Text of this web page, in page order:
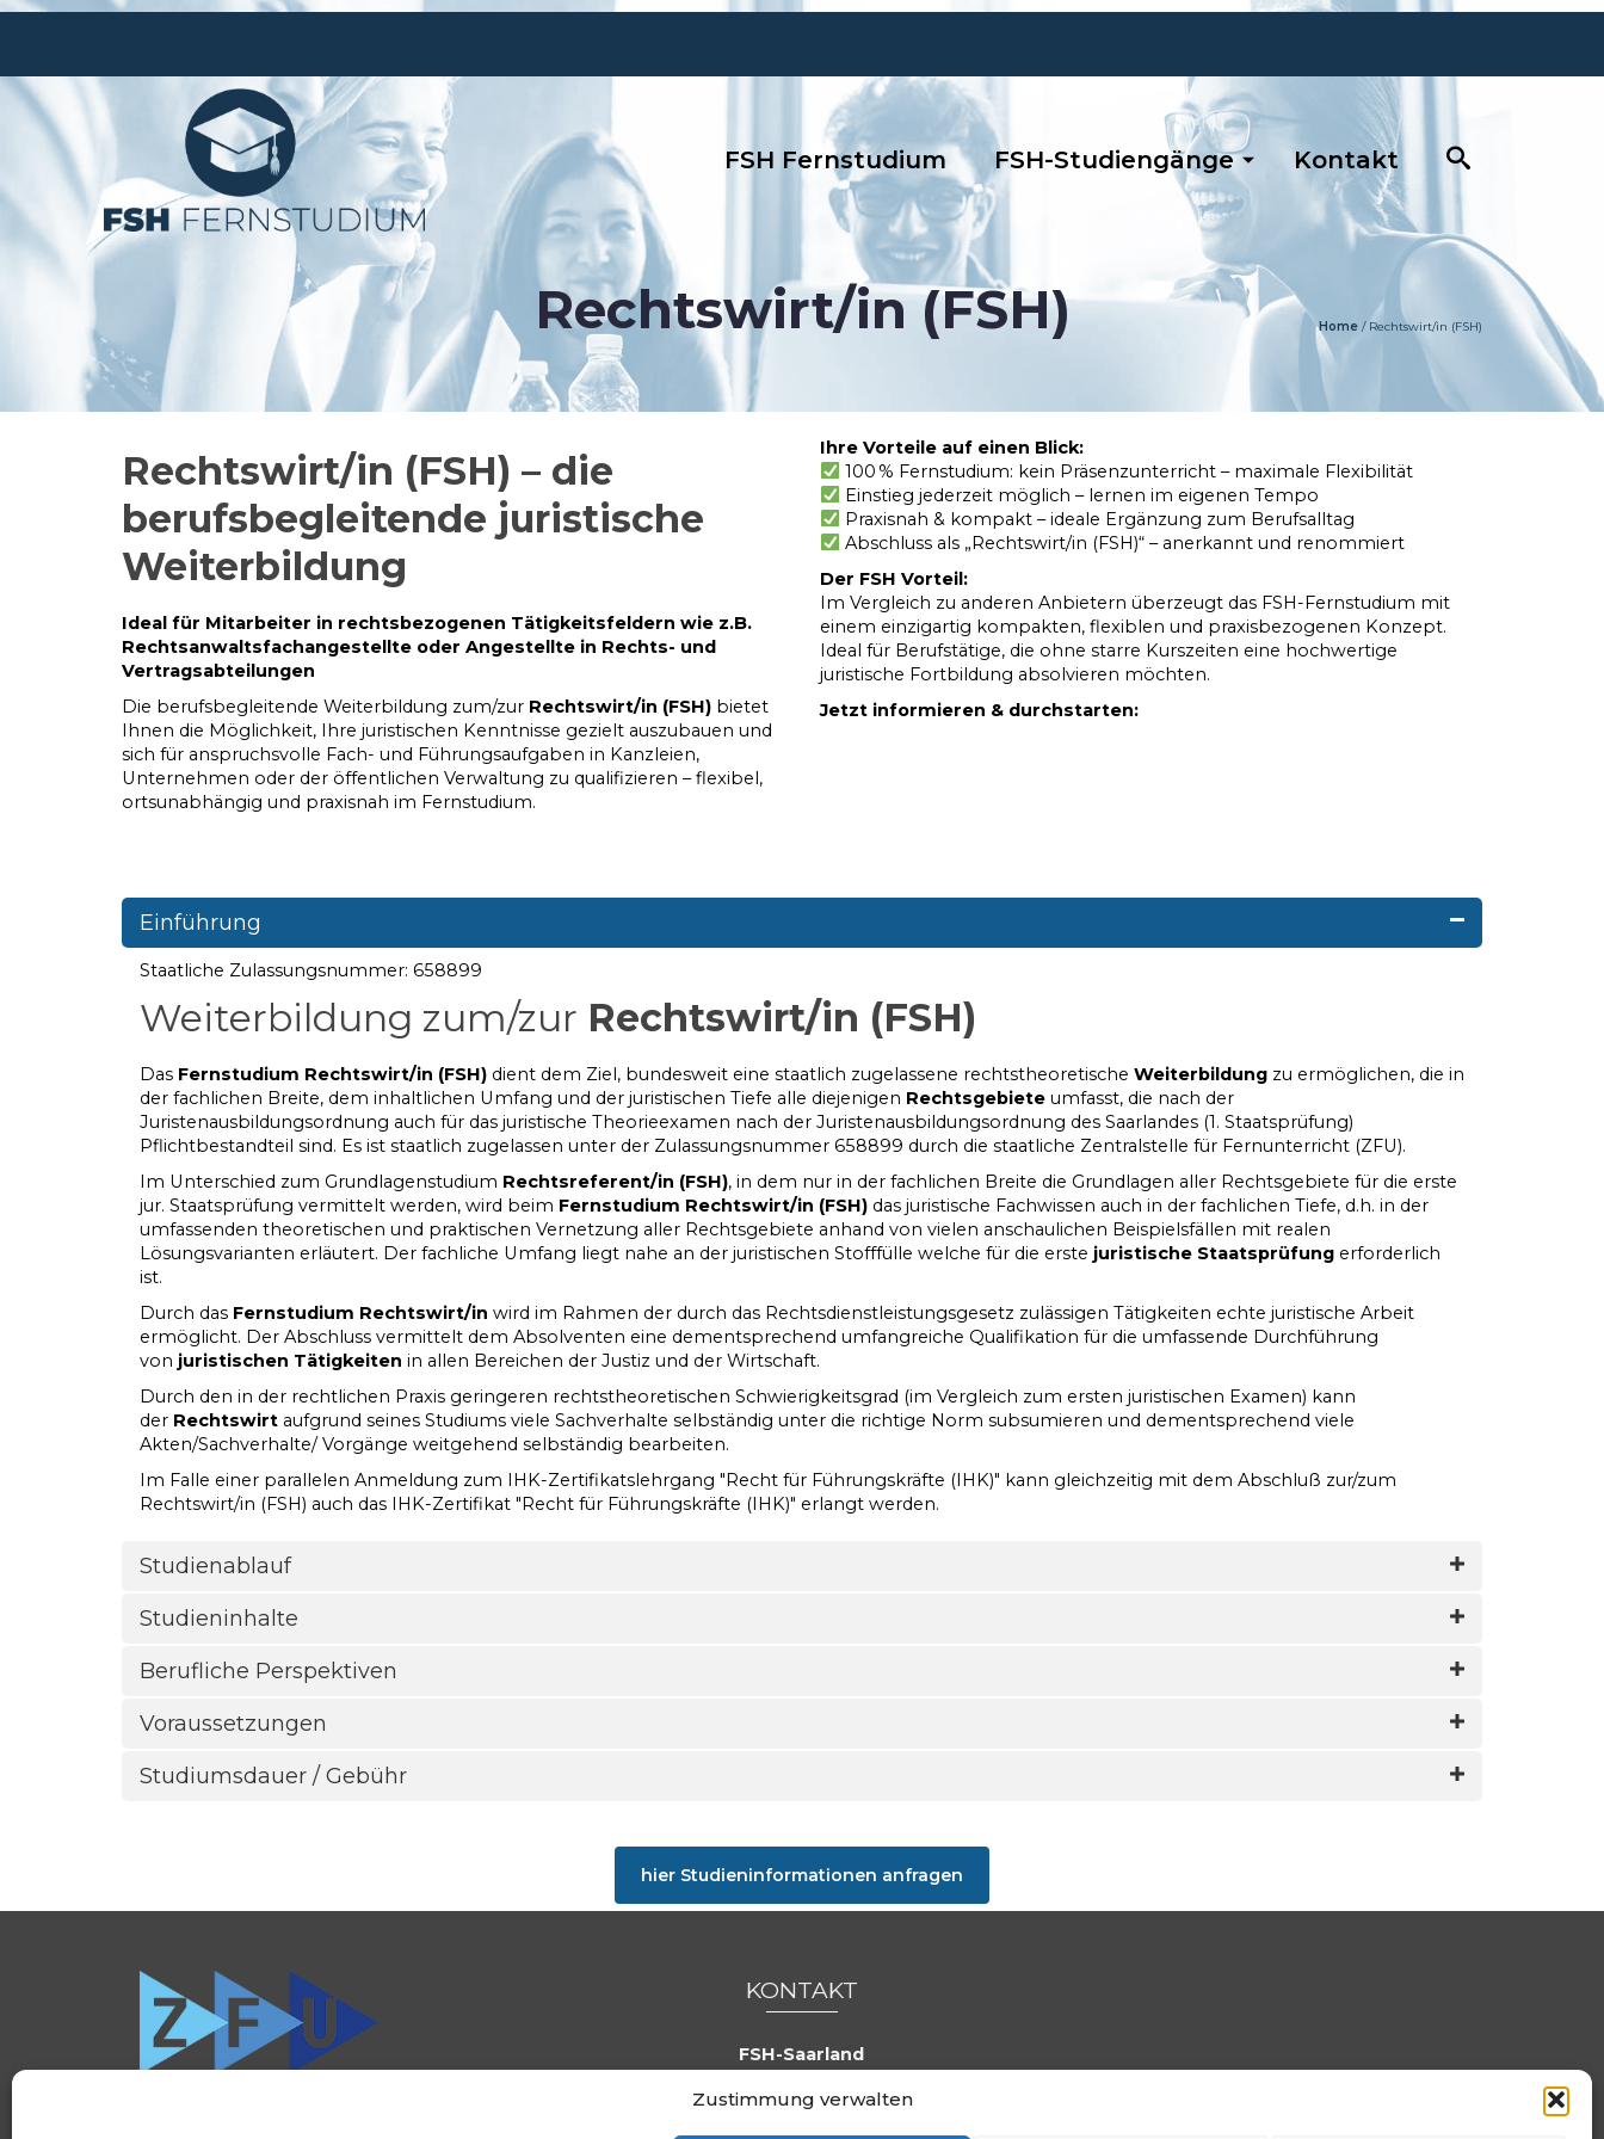
Zustimmung verwalten
FSH Fernstudium FSH-Studiengänge Kontakt
Rechtswirt/in (FSH) Home / Rechtswirt/in (FSH)
Rechtswirt/in (FSH) – die
berufsbegleitende juristische
Weiterbildung
Ideal für Mitarbeiter in rechtsbezogenen Tätigkeitsfeldern wie z.B.
Rechtsanwaltsfachangestellte oder Angestellte in Rechts- und
Vertragsabteilungen
Die berufsbegleitende Weiterbildung zum/zur Rechtswirt/in (FSH) bietet
Ihnen die Möglichkeit, Ihre juristischen Kenntnisse gezielt auszubauen und
sich für anspruchsvolle Fach- und Führungsaufgaben in Kanzleien,
Unternehmen oder der öffentlichen Verwaltung zu qualifizieren – flexibel,
ortsunabhängig und praxisnah im Fernstudium.
Ihre Vorteile auf einen Blick:
100 % Fernstudium: kein Präsenzunterricht – maximale Flexibilität
Einstieg jederzeit möglich – lernen im eigenen Tempo
Praxisnah & kompakt – ideale Ergänzung zum Berufsalltag
Abschluss als „Rechtswirt/in (FSH)“ – anerkannt und renommiert
Der FSH Vorteil:
Im Vergleich zu anderen Anbietern überzeugt das FSH-Fernstudium mit
einem einzigartig kompakten, flexiblen und praxisbezogenen Konzept.
Ideal für Berufstätige, die ohne starre Kurszeiten eine hochwertige
juristische Fortbildung absolvieren möchten.
Jetzt informieren & durchstarten:
Einführung
Staatliche Zulassungsnummer: 658899
Weiterbildung zum/zur Rechtswirt/in (FSH)
Das Fernstudium Rechtswirt/in (FSH) dient dem Ziel, bundesweit eine staatlich zugelassene rechtstheoretische Weiterbildung zu ermöglichen, die in
der fachlichen Breite, dem inhaltlichen Umfang und der juristischen Tiefe alle diejenigen Rechtsgebiete umfasst, die nach der
Juristenausbildungsordnung auch für das juristische Theorieexamen nach der Juristenausbildungsordnung des Saarlandes (1. Staatsprüfung)
Pflichtbestandteil sind. Es ist staatlich zugelassen unter der Zulassungsnummer 658899 durch die staatliche Zentralstelle für Fernunterricht (ZFU).
Im Unterschied zum Grundlagenstudium Rechtsreferent/in (FSH), in dem nur in der fachlichen Breite die Grundlagen aller Rechtsgebiete für die erste
jur. Staatsprüfung vermittelt werden, wird beim Fernstudium Rechtswirt/in (FSH) das juristische Fachwissen auch in der fachlichen Tiefe, d.h. in der
umfassenden theoretischen und praktischen Vernetzung aller Rechtsgebiete anhand von vielen anschaulichen Beispielsfällen mit realen
Lösungsvarianten erläutert. Der fachliche Umfang liegt nahe an der juristischen Stofffülle welche für die erste juristische Staatsprüfung erforderlich
ist.
Durch das Fernstudium Rechtswirt/in wird im Rahmen der durch das Rechtsdienstleistungsgesetz zulässigen Tätigkeiten echte juristische Arbeit
ermöglicht. Der Abschluss vermittelt dem Absolventen eine dementsprechend umfangreiche Qualifikation für die umfassende Durchführung
von juristischen Tätigkeiten in allen Bereichen der Justiz und der Wirtschaft.
Durch den in der rechtlichen Praxis geringeren rechtstheoretischen Schwierigkeitsgrad (im Vergleich zum ersten juristischen Examen) kann
der Rechtswirt aufgrund seines Studiums viele Sachverhalte selbständig unter die richtige Norm subsumieren und dementsprechend viele
Akten/Sachverhalte/ Vorgänge weitgehend selbständig bearbeiten.
Im Falle einer parallelen Anmeldung zum IHK-Zertifikatslehrgang "Recht für Führungskräfte (IHK)" kann gleichzeitig mit dem Abschluß zur/zum
Rechtswirt/in (FSH) auch das IHK-Zertifikat "Recht für Führungskräfte (IHK)" erlangt werden.
Studienablauf
Studieninhalte
Berufliche Perspektiven
Voraussetzungen
Studiumsdauer / Gebühr
hier Studieninformationen anfragen
KONTAKT
FSH-Saarland
66119 Saarbrücken